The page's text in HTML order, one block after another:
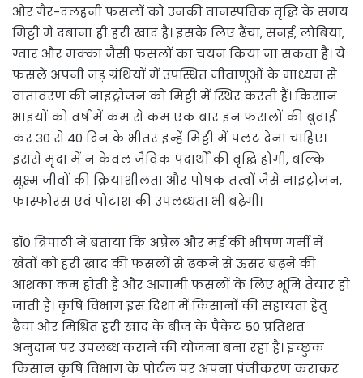
और गैर-दलहनी फसलों को उनकी वानस्पतिक वृद्धि के समय
मिट्टी में दबाना ही हरी खाद है। इसके लिए ढैंचा, सनई, लोबिया,
ग्वार और मक्का जैसी फसलों का चयन किया जा सकता है। ये
फसलें अपनी जड़ ग्रंथियों में उपस्थित जीवाणुओं के माध्यम से
वातावरण की नाइट्रोजन को मिट्टी में स्थिर करती हैं। किसान
भाइयों को वर्ष में कम से कम एक बार इन फसलों की बुवाई
कर 30 से 40 दिन के भीतर इन्हें मिट्टी में पलट देना चाहिए।
इससे मृदा में न केवल जैविक पदार्थों की वृद्धि होगी, बल्कि
सूक्ष्म जीवों की क्रियाशीलता और पोषक तत्वों जैसे नाइट्रोजन,
फास्फोरस एवं पोटाश की उपलब्धता भी बढ़ेगी।
डॉ० त्रिपाठी ने बताया कि अप्रैल और मई की भीषण गर्मी में
खेतों को हरी खाद की फसलों से ढकने से ऊसर बढ़ने की
आशंका कम होती है और आगामी फसलों के लिए भूमि तैयार हो
जाती है। कृषि विभाग इस दिशा में किसानों की सहायता हेतु
ढैंचा और मिश्रित हरी खाद के बीज के पैकेट 50 प्रतिशत
अनुदान पर उपलब्ध कराने की योजना बना रहा है। इच्छुक
किसान कृषि विभाग के पोर्टल पर अपना पंजीकरण कराकर